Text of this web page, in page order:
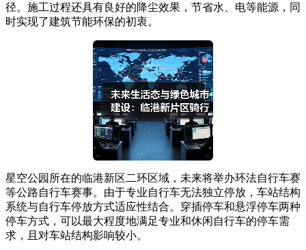
径。施工过程还具有良好的降尘效果，节省水、电等能源，同
时实现了建筑节能环保的初衷。
星空公园所在的临港新区二环区域，未来将举办环法自行车赛
等公路自行车赛事。由于专业自行车无法独立停放，车站结构
系统与自行车停放方式适应性结合。穿插停车和悬浮停车两种
停车方式，可以最大程度地满足专业和休闲自行车的停车需
求，且对车站结构影响较小。